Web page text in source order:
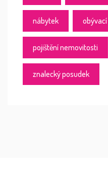
nábytek
pojištění nemovitosti
znalecký posudek